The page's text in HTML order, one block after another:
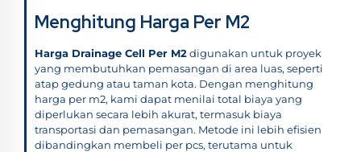
Menghitung Harga Per M2
Harga Drainage Cell Per M2digunakan untuk proyek
yang membutuhkan pemasangan di area luas, seperti
atap gedung atau taman kota. Dengan menghitung
harga per m2, kami dapat menilai total biaya yang
diperlukan secara lebih akurat, termasuk biaya
transportasi dan pemasangan. Metode ini lebih efisien
dibandingkan membeli per pcs, terutama untuk